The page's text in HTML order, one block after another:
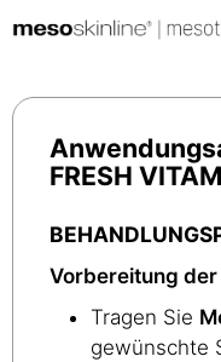
FRESH
Vorbereitung der
Tragen Sie
gewünschte